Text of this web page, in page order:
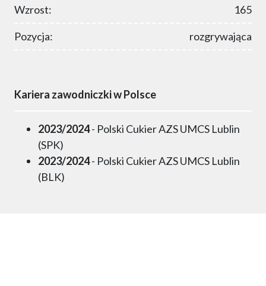
Wzrost: 165
Pozycja: rozgrywająca
Kariera zawodniczki w Polsce
2023/2024- Polski Cukier AZS UMCS Lublin
(SPK)
2023/2024- Polski Cukier AZS UMCS Lublin
(BLK)